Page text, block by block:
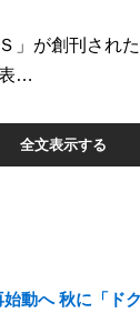
」が創刊され
…
全文表示する
動へ 秋に「ド